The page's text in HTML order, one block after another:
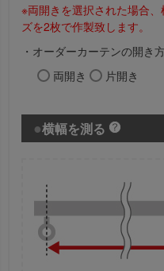
※両開きを選択された場合
ズを2枚で作製致します。
・オーダーカーテンの開き
両開き 片開き
横幅を測る